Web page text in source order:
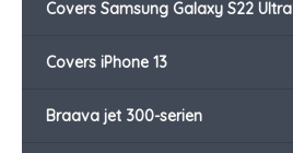
Covers Samsung Galaxy S22 Ultra
Covers iPhone 13
Braava jet 300-serien